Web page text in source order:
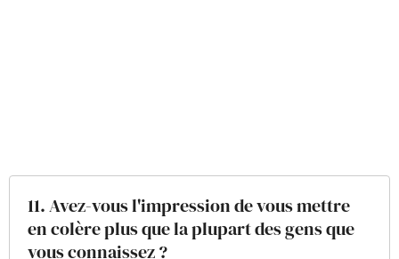
11. Avez-vous l'impression de vous mettre
en colère plus que la plupart des gens que
vous connaissez ?